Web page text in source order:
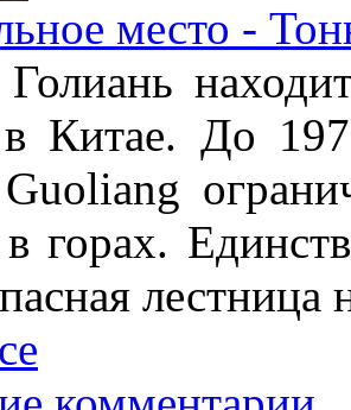
место -
Китае. До
горах.
лестница